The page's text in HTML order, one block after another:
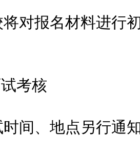
报名材料进行初
考核
、地点另行通